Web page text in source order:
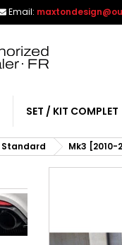
Email:
SET / KIT COMPLET
Standard Mk3 [2010-